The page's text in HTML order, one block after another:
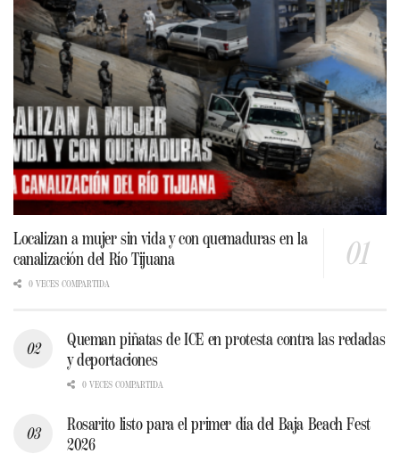
Localizan a mujer sin vida y con quemaduras en la
canalización del Río Tijuana
0 VECES COMPARTIDA
Queman piñatas de ICE en protesta contra las redadas
y deportaciones
0 VECES COMPARTIDA
Rosarito listo para el primer día del Baja Beach Fest
2026